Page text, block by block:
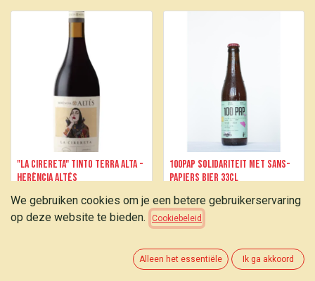
"La Cirereta" Tinto Terra Alta -
Herència Altés
8,95€
100PAP Solidariteit met sans-
papiers bier 33cl
2,30€
We gebruiken cookies om je een betere gebruikerservaring
op deze website te bieden.
Cookiebeleid
Alleen het essentiële Ik ga akkoord